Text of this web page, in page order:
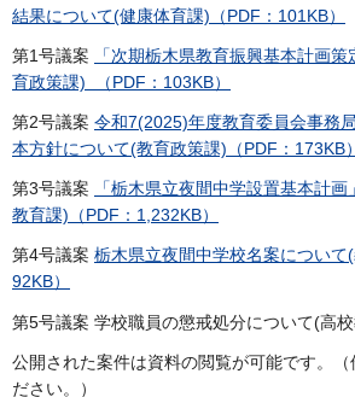
結果について(健康体育課)（PDF：101KB）
第1号議案
「次期栃木県教育振興基本計画
育政策課) （PDF：103KB）
第2号議案 令和7(2025)年度教育委員会事務
本方針について(教育政策課)（PDF：173KB）
第3号議案
「栃木県立夜間中学設置基本計
教育課)（PDF：1,232KB）
第4号議案 栃木県立夜間中学校名案について
92KB）
第5号議案 学校職員の懲戒処分について(高
公開された案件は資料の閲覧が可能です。（
ださい。）